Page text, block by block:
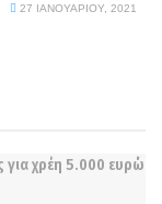
27 ΙΑΝΟΥΑΡΊΟΥ, 2021